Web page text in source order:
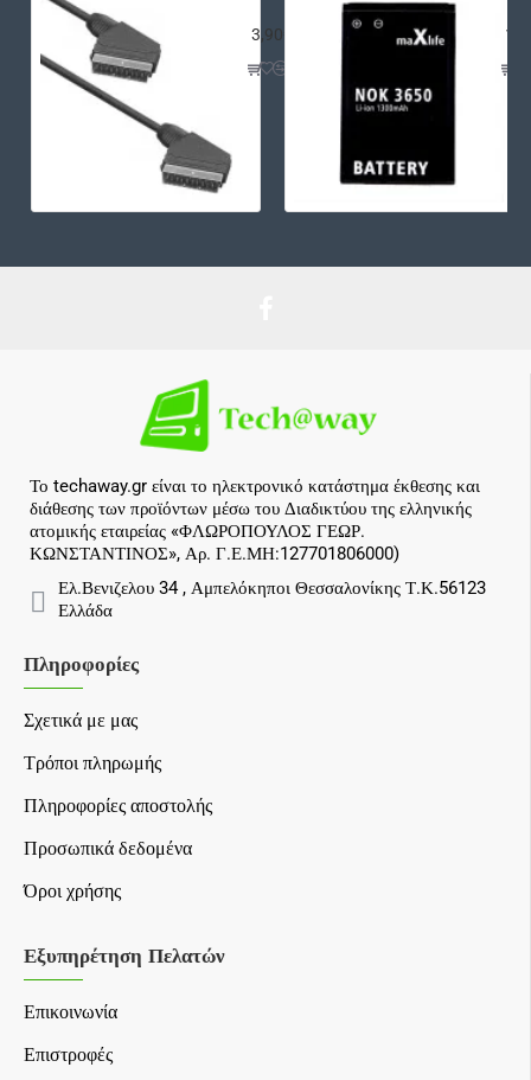
Καλώδιο Scart, 1m, ΟΕΜ - 18021
3,90€
Το techaway.gr είναι το ηλεκτρονικό κατάστημα έκθεσης και
διάθεσης των προϊόντων μέσω του Διαδικτύου της ελληνικής
ατομικής εταιρείας «ΦΛΩΡΟΠΟΥΛΟΣ ΓΕΩΡ.
ΚΩΝΣΤΑΝΤΙΝΟΣ», Αρ. Γ.Ε.ΜΗ:127701806000)
Ελ.Βενιζελου 34 , Αμπελόκηποι Θεσσαλονίκης Τ.Κ.56123
Ελλάδα
Πληροφορίες
Σχετικά με μας
Τρόποι πληρωμής
Πληροφορίες αποστολής
Προσωπικά δεδομένα
Όροι χρήσης
Εξυπηρέτηση Πελατών
Επικοινωνία
Επιστροφές